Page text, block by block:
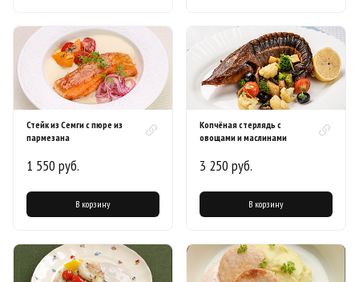
Стейк из Семги с пюре из
пармезана
1 550 руб.
В корзину
Копчёная стерлядь с
овощами и маслинами
3 250 руб.
В корзину